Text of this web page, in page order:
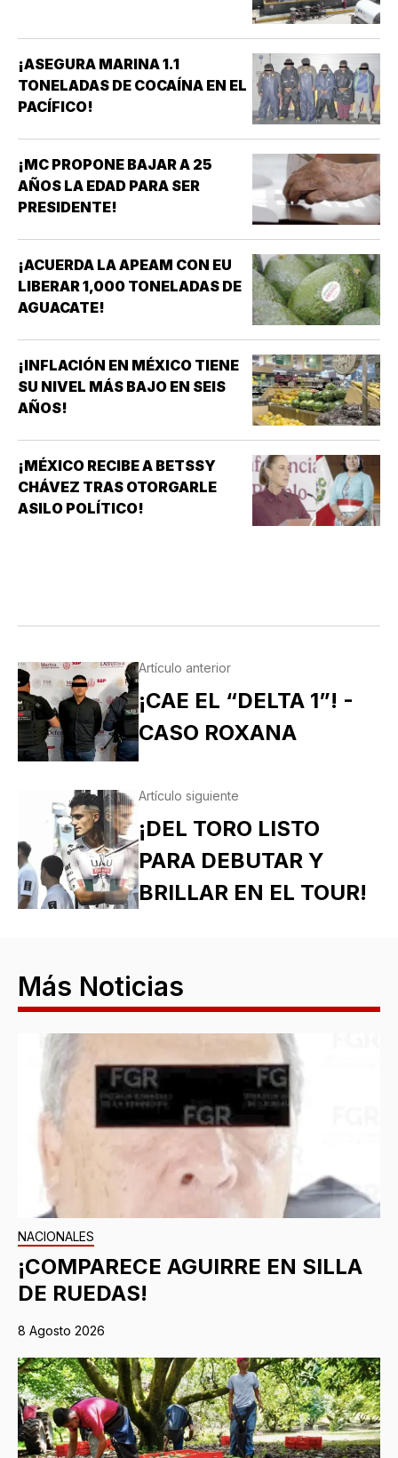
¡ASEGURA MARINA 1.1
TONELADAS DE COCAÍNA EN EL
PACÍFICO!
¡MC PROPONE BAJAR A 25
AÑOS LA EDAD PARA SER
PRESIDENTE!
¡ACUERDA LA APEAM CON EU
LIBERAR 1,000 TONELADAS DE
AGUACATE!
¡INFLACIÓN EN MÉXICO TIENE
SU NIVEL MÁS BAJO EN SEIS
AÑOS!
¡MÉXICO RECIBE A BETSSY
CHÁVEZ TRAS OTORGARLE
ASILO POLÍTICO!
Artículo anterior
¡CAE EL “DELTA 1”! -
CASO ROXANA
Artículo siguiente
¡DEL TORO LISTO
PARA DEBUTAR Y
BRILLAR EN EL TOUR!
Más Noticias
NACIONALES
¡COMPARECE AGUIRRE EN SILLA
DE RUEDAS!
8 Agosto 2026